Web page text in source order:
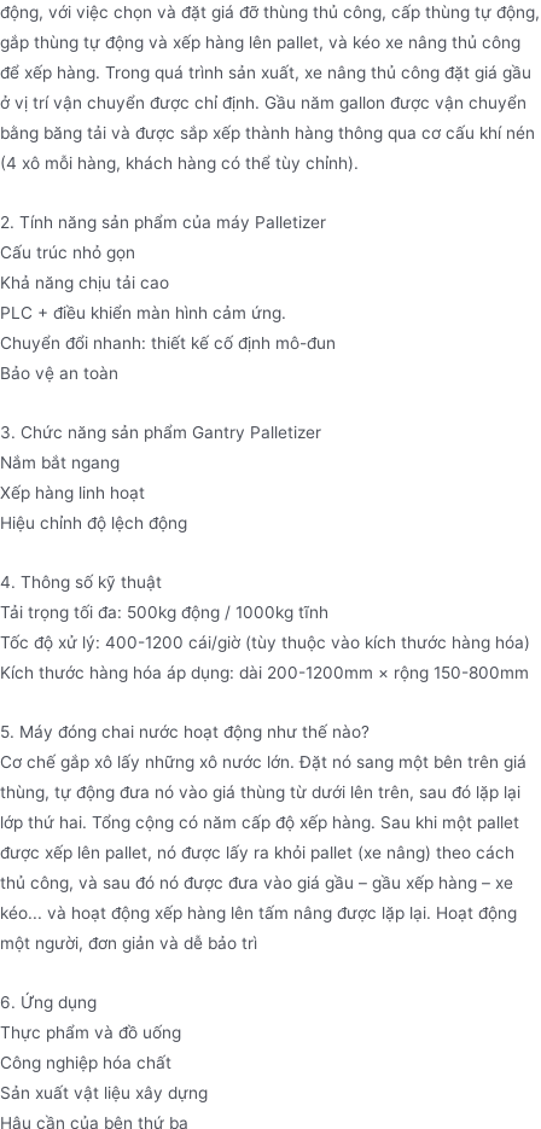
động, với việc chọn và đặt giá đỡ thùng thủ công, cấp thùng tự động,
gắp thùng tự động và xếp hàng lên pallet, và kéo xe nâng thủ công
để xếp hàng. Trong quá trình sản xuất, xe nâng thủ công đặt giá gầu
ở vị trí vận chuyển được chỉ định. Gầu năm gallon được vận chuyển
bằng băng tải và được sắp xếp thành hàng thông qua cơ cấu khí nén
(4 xô mỗi hàng, khách hàng có thể tùy chỉnh).
2. Tính năng sản phẩm của máy Palletizer
Cấu trúc nhỏ gọn
Khả năng chịu tải cao
PLC + điều khiển màn hình cảm ứng.
Chuyển đổi nhanh: thiết kế cố định mô-đun
Bảo vệ an toàn
3. Chức năng sản phẩm Gantry Palletizer
Nắm bắt ngang
Xếp hàng linh hoạt
Hiệu chỉnh độ lệch động
4. Thông số kỹ thuật
Tải trọng tối đa: 500kg động / 1000kg tĩnh
Tốc độ xử lý: 400-1200 cái/giờ (tùy thuộc vào kích thước hàng hóa)
Kích thước hàng hóa áp dụng: dài 200-1200mm × rộng 150-800mm
5. Máy đóng chai nước hoạt động như thế nào?
Cơ chế gắp xô lấy những xô nước lớn. Đặt nó sang một bên trên giá
thùng, tự động đưa nó vào giá thùng từ dưới lên trên, sau đó lặp lại
lớp thứ hai. Tổng cộng có năm cấp độ xếp hàng. Sau khi một pallet
được xếp lên pallet, nó được lấy ra khỏi pallet (xe nâng) theo cách
thủ công, và sau đó nó được đưa vào giá gầu – gầu xếp hàng – xe
kéo... và hoạt động xếp hàng lên tấm nâng được lặp lại. Hoạt động
một người, đơn giản và dễ bảo trì
6. Ứng dụng
Thực phẩm và đồ uống
Công nghiệp hóa chất
Sản xuất vật liệu xây dựng
Hậu cần của bên thứ ba